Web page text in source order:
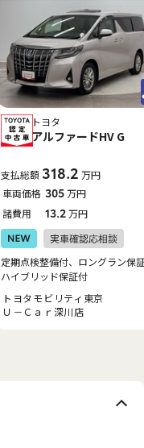
トヨタ
アルファードHV G
支払総額 318.2 万円
車両価格 305万円
諸費用
13.2万円
定期点検整備付、ロングラン保
ハイブリッド保証付
トヨタモビリティ東京
Ｕ－Ｃａｒ深川店